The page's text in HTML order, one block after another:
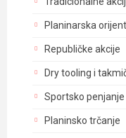
Planinarska
Republičke akcije
Dry tooling i
Sportsko
Planinsko trčanje